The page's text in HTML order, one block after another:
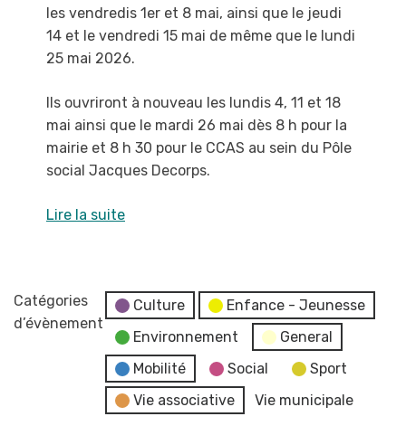
les vendredis 1er et 8 mai, ainsi que le jeudi
14 et le vendredi 15 mai de même que le lundi
25 mai 2026.
Ils ouvriront à nouveau les lundis 4, 11 et 18
mai ainsi que le mardi 26 mai dès 8 h pour la
mairie et 8 h 30 pour le CCAS au sein du Pôle
social Jacques Decorps.
Lire la suite
Catégories
d’évènement
Culture
Enfance - Jeunesse
Environnement
General
Mobilité
Social
Sport
Vie associative
Vie municipale